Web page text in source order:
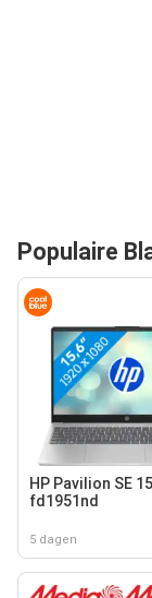
Populaire
HP Pavilion SE
fd1951nd
5 dagen